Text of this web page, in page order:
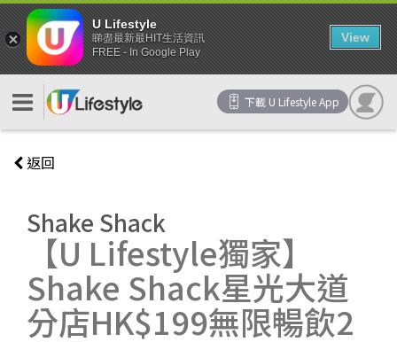
下載 U Lifestyle App
返回
Shake Shack
【U Lifestyle獨家】
Shake Shack星光大道
分店HK$199無限暢飲2
U Lifestyle
睇盡最新最HIT生活資訊
FREE - In Google Play
View